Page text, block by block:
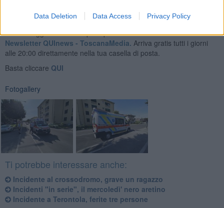
Data Deletion Data Access Privacy Policy
Se vuoi leggere le notizie principali della Toscana iscriviti alla
Newsletter QUInews - ToscanaMedia. Arriva gratis tutti i giorni
alle 20:00 direttamente nella tua casella di posta.
Basta cliccare QUI
Fotogallery
Ti potrebbe interessare anche:
Incidente al crossodromo, grave un ragazzo
Incidenti "in serie", il mercoledì' nero aretino
Incidente a Terontola, ferite tre persone